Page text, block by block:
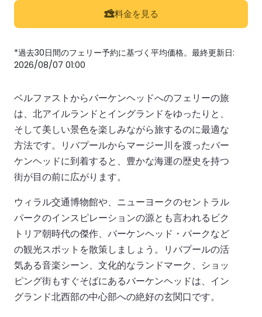
料金を見る
*過去30日間のフェリー予約に基づく平均価格。最終更新日:
2026/08/07 01:00
ベルファストからバーケンヘッドへのフェリーの旅
は、北アイルランドとイングランドをゆったりと、
そして美しい景色を楽しみながら旅するのに最適な
方法です。リバプールからマージー川を渡ったバー
ケンヘッドに到着すると、豊かな海運の歴史を持つ
街が目の前に広がります。
ウィラル交通博物館や、ニューヨークのセントラル
パークのインスピレーションの源とも言われるビク
トリア朝時代の傑作、バーケンヘッド・パークなど
の観光スポットを散策しましょう。リバプールの活
気ある音楽シーン、文化的なランドマーク、ショッ
ピング街もすぐそばにあるバーケンヘッドは、イン
グランド北西部の中心部への絶好の玄関口です。